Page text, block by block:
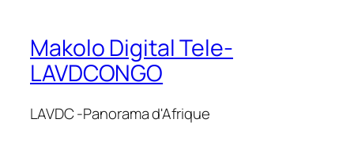
Makolo Digital Tele-
LAVDCONGO
LAVDC -Panorama d'Afrique